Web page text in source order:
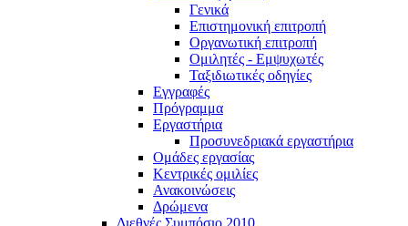
Γενικά
Επιστημονική επιτροπή
Οργανωτική επιτροπή
Ομιλητές - Εμψυχωτές
Ταξιδιωτικές οδηγίες
Εγγραφές
Πρόγραμμα
Εργαστήρια
Προσυνεδριακά εργαστήρια
Ομάδες εργασίας
Κεντρικές ομιλίες
Ανακοινώσεις
Δρώμενα
Διεθνές Συμπόσιο 2010